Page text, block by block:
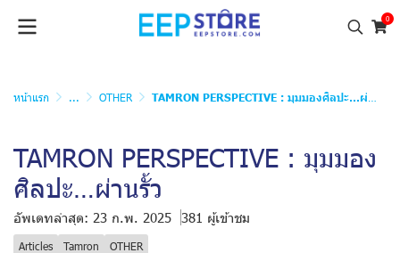
0
หน้าแรก ... OTHER TAMRON PERSPECTIVE : มุมมองศิลปะ…ผ่านรั้ว
TAMRON PERSPECTIVE : มุมมอง
ศิลปะ…ผ่านรั้ว
อัพเดทล่าสุด: 23 ก.พ. 2025 381 ผู้เข้าชม
Articles Tamron OTHER